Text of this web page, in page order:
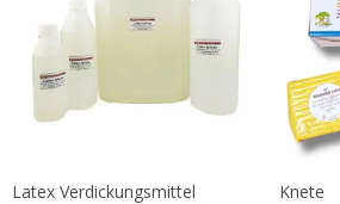
Latex Verdickungsmittel Knete